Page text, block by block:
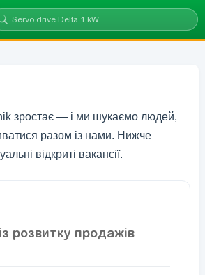
зростає — і ми шукаємо людей,
разом із нами. Нижче
відкриті вакансії.
розвитку продажів